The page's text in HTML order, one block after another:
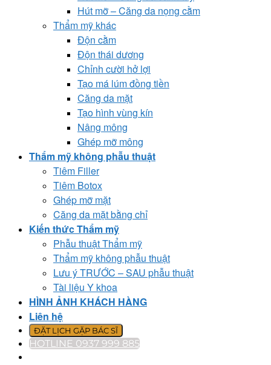
Hút mỡ – Căng da nọng cằm
Thẩm mỹ khác
Độn cằm
Độn thái dương
Chỉnh cười hở lợi
Tạo má lúm đồng tiền
Căng da mặt
Tạo hình vùng kín
Nâng mông
Ghép mỡ mông
Thẩm mỹ không phẫu thuật
Tiêm Filler
Tiêm Botox
Ghép mỡ mặt
Căng da mặt bằng chỉ
Kiến thức Thẩm mỹ
Phẫu thuật Thẩm mỹ
Thẩm mỹ không phẫu thuật
Lưu ý TRƯỚC – SAU phẫu thuật
Tài liệu Y khoa
HÌNH ẢNH KHÁCH HÀNG
Liên hệ
ĐẶT LỊCH GẶP BÁC SĨ
HOTLINE 0937 999 885